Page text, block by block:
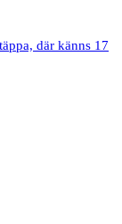
där känns 17